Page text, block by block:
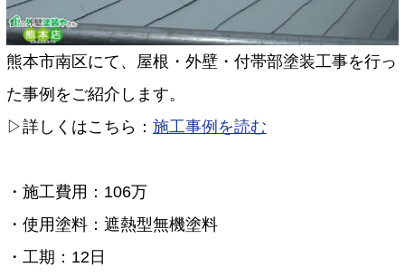
熊本市南区にて、屋根・外壁・付帯部塗装工事を行っ
た事例をご紹介します。
▷詳しくはこちら： 施工事例を読む
・施工費用：106万
・使用塗料：遮熱型無機塗料
・工期：12日